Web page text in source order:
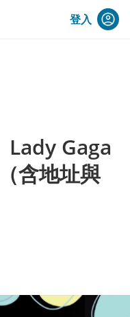
登入
Lady Gaga
含地址與